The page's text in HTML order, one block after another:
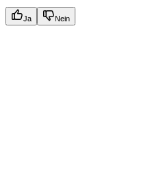
Ja Nein